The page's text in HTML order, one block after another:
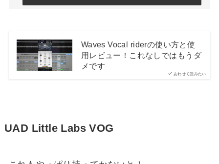
あわせて読みたい
Waves Vocal riderの使い方と使
用レビュー！これなしではもうダ
メです
UAD Little Labs VOG